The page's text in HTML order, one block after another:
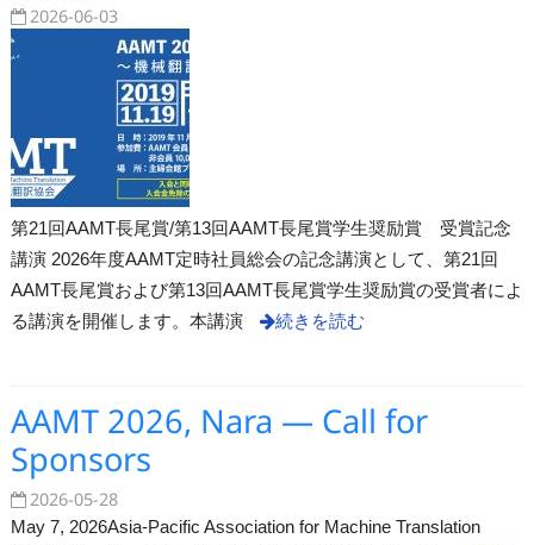
2026-06-03
第21回AAMT長尾賞/第13回AAMT長尾賞学生奨励賞 受賞記念
講演 2026年度AAMT定時社員総会の記念講演として、第21回
AAMT長尾賞および第13回AAMT長尾賞学生奨励賞の受賞者によ
る講演を開催します。本講演
続きを読む
AAMT 2026, Nara — Call for
Sponsors
2026-05-28
May 7, 2026Asia-Pacific Association for Machine Translation